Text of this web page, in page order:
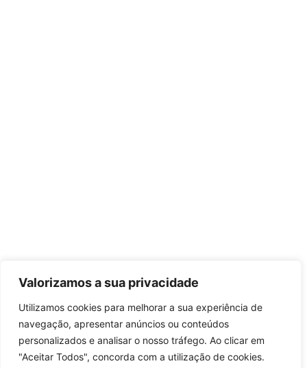
Valorizamos a sua privacidade
Utilizamos cookies para melhorar a sua experiência de
navegação, apresentar anúncios ou conteúdos
personalizados e analisar o nosso tráfego. Ao clicar em
"Aceitar Todos", concorda com a utilização de cookies.